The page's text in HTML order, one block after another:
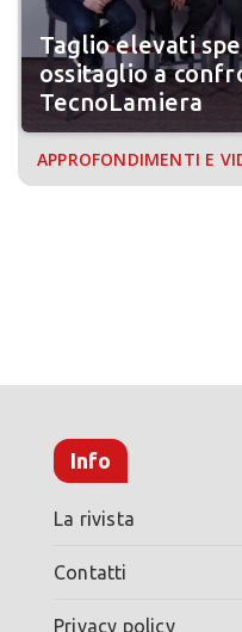
Taglio elevati
ossitaglio a
TecnoLamiera
APPROFONDIMENTI E
Info
La rivista
Contatti
Privacy policy